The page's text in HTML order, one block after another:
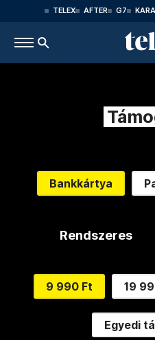
TELEX AFTER G7
Bankkártya
Rendszeres
9 990 Ft 19
Egyedi